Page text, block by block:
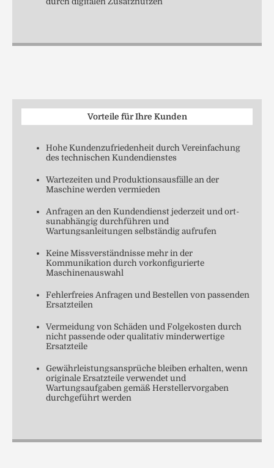
Vorteile für Ihre Kunden
Hohe Kundenzufriedenheit durch Vereinfachung
des technischen Kundendienstes
Wartezeiten und Produktionsausfälle an der
Maschine werden vermieden
Anfragen an den Kundendienst jederzeit und ort­
sunabhängig durchführen und
Wartungsanleitungen selbständig aufrufen
Keine Missverständnisse mehr in der
Kommunikation durch vorkonfigurierte
Maschinenauswahl
Fehlerfreies Anfragen und Bestellen von passenden
Ersatzteilen
Vermeidung von Schäden und Folgekosten durch
nicht passende oder qualitativ minderwertige
Ersatzteile
Gewährleistungsansprüche bleiben erhalten, wenn
originale Ersatzteile verwendet und
Wartungsaufgaben gemäß Herstellervorgaben
durchgeführt werden